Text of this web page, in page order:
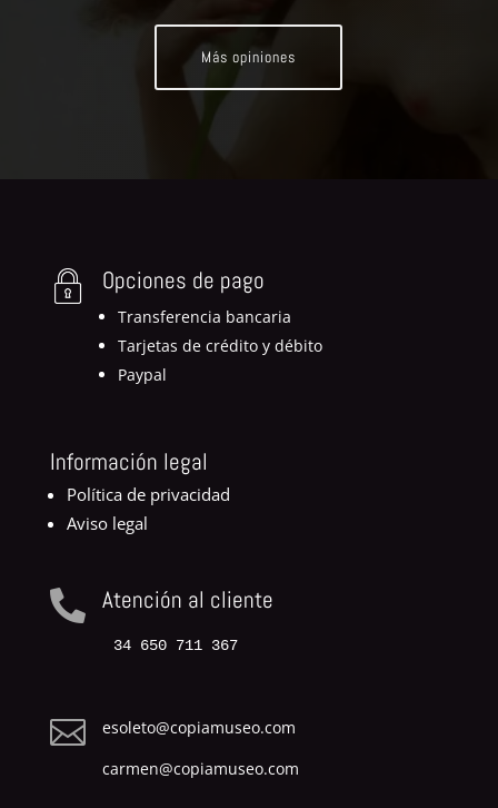
Más opiniones
Opciones de pago
Transferencia bancaria
Tarjetas de crédito y débito
Paypal
Información legal
Política de privacidad
Aviso legal
 Atención al cliente
34 650 711 367

esoleto@copiamuseo.com
carmen@copiamuseo.com